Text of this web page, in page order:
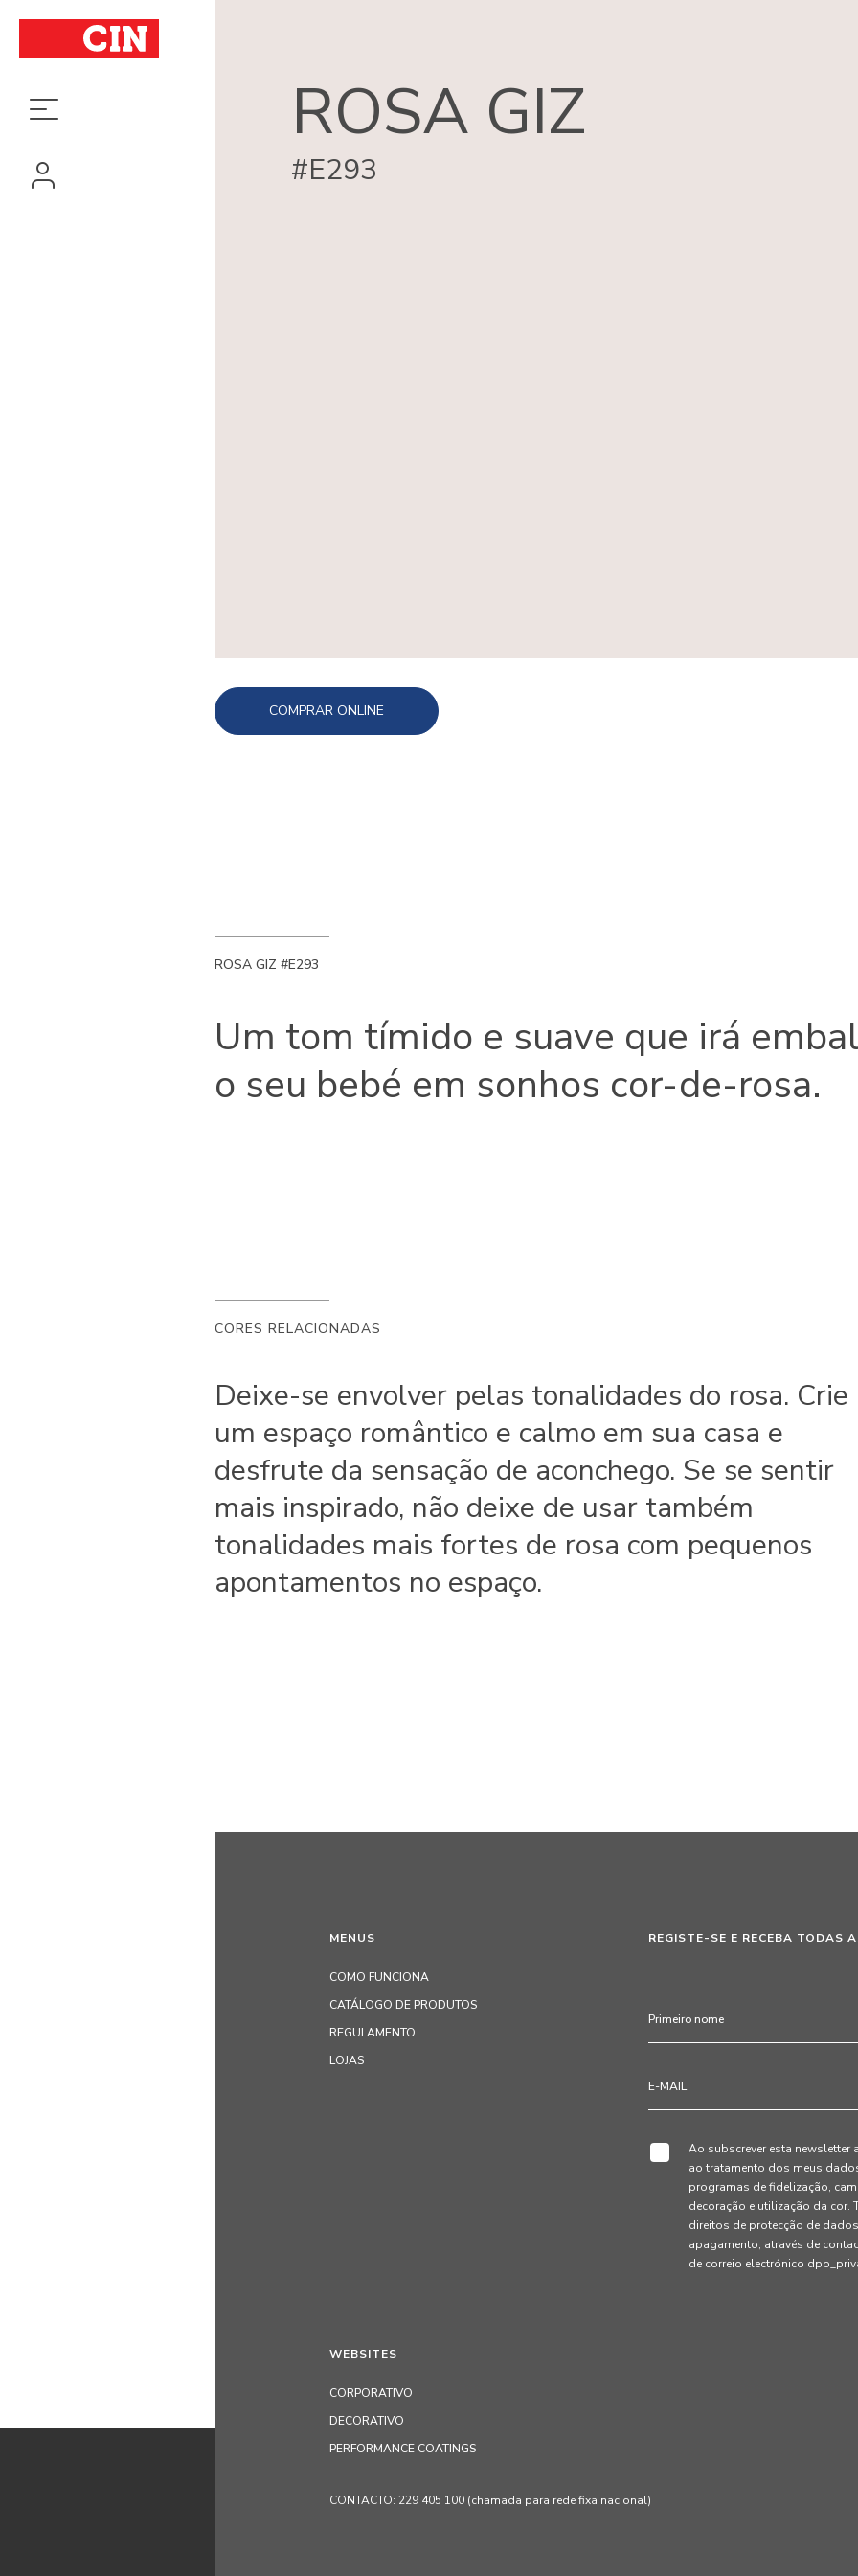
ROSA GIZ
#E293
COMPRAR ONLINE
ROSA GIZ #E293
Um tom tímido e suave que irá
o seu bebé em sonhos cor-de-rosa.
CORES RELACIONADAS
Deixe-se envolver pelas tonalidades do rosa. Crie
um espaço romântico e calmo em sua casa e
desfrute da sensação de aconchego. Se se sentir
mais inspirado, não deixe de usar também
tonalidades mais fortes de rosa com pequenos
apontamentos no espaço.
MENUS
COMO FUNCIONA
CATÁLOGO DE PRODUTOS
REGULAMENTO
LOJAS
REGISTE-SE E RECEBA TODAS
Ao subscrever esta newsletter
ao tratamento dos meus
programas de fidelização,
decoração e utilização da cor.
direitos de protecção de
apagamento, através de
de correio electrónico
WEBSITES
CORPORATIVO
DECORATIVO
PERFORMANCE COATINGS
CONTACTO: 229 405 100 (chamada para rede fixa nacional)